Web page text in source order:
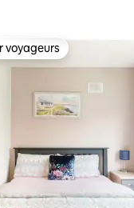
les plus
voyageurs